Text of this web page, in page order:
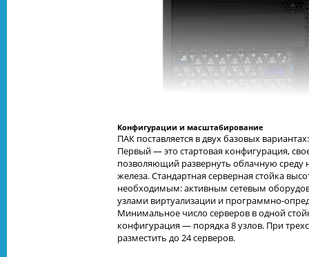
Конфигурации и масштабирование
ПАК поставляется в двух базовых
Первый — это стартовая конфигурация,
позволяющий развернуть облачную
железа. Стандартная серверная стойка
необходимым: активным сетевым
узлами виртуализации и программно-
Минимальное число серверов в одной
конфигурация — порядка 8 узлов. При
разместить до 24 серверов.